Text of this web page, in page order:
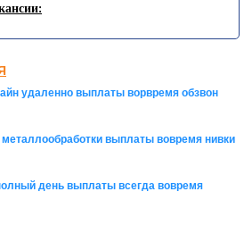
удаленно выплаты ворвремя обзвон
металлообработки выплаты вовремя нивки
день выплаты всегда вовремя